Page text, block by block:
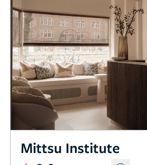
Mittsu Institute